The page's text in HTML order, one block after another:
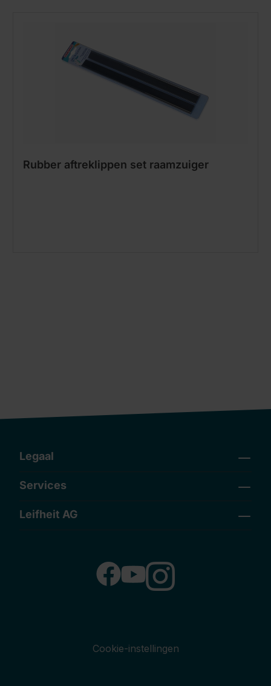
Rubber aftreklippen set raamzuiger
Legaal
Services
Leifheit AG
Cookie-instellingen